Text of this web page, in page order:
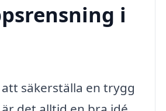
i
säkerställa en trygg